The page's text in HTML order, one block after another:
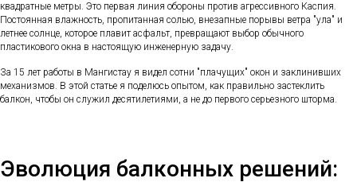
квадратные метры. Это первая линия обороны против агрессивного Каспия.
Постоянная влажность, пропитанная солью, внезапные порывы ветра "ула" и
летнее солнце, которое плавит асфальт, превращают выбор обычного
пластикового окна в настоящую инженерную задачу.
За 15 лет работы в Мангистау я видел сотни "плачущих" окон и заклинивших
механизмов. В этой статье я поделюсь опытом, как правильно застеклить
балкон, чтобы он служил десятилетиями, а не до первого серьезного шторма.
Эволюция балконных решений: